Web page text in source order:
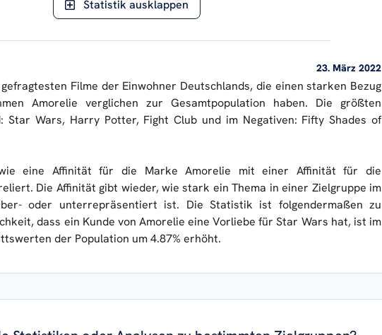
Statistik ausklappen
23. März 2022
Filme der Einwohner Deutschlands, die einen starken Bezug
Amorelie verglichen zur Gesamtpopulation haben. Die größten
Star Wars, Harry Potter, Fight Club und im Negativen: Fifty Shades of
eine Affinität für die Marke Amorelie mit einer Affinität für die
Die Affinität gibt wieder, wie stark ein Thema in einer Zielgruppe im
oder unterrepräsentiert ist. Die Statistik ist folgendermaßen zu
dass ein Kunde von Amorelie eine Vorliebe für Star Wars hat, ist im
der Population um 4.87% erhöht.